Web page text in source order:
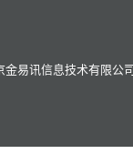
金易讯信息技术有限公